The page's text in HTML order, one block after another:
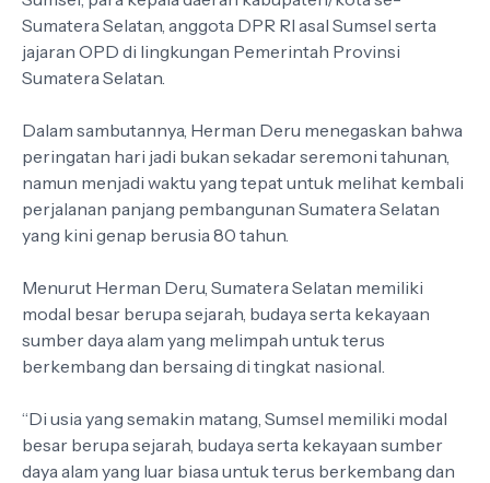
Sumatera Selatan, anggota DPR RI asal Sumsel serta
jajaran OPD di lingkungan Pemerintah Provinsi
Sumatera Selatan.
Dalam sambutannya, Herman Deru menegaskan bahwa
peringatan hari jadi bukan sekadar seremoni tahunan,
namun menjadi waktu yang tepat untuk melihat kembali
perjalanan panjang pembangunan Sumatera Selatan
yang kini genap berusia 80 tahun.
Menurut Herman Deru, Sumatera Selatan memiliki
modal besar berupa sejarah, budaya serta kekayaan
sumber daya alam yang melimpah untuk terus
berkembang dan bersaing di tingkat nasional.
“Di usia yang semakin matang, Sumsel memiliki modal
besar berupa sejarah, budaya serta kekayaan sumber
daya alam yang luar biasa untuk terus berkembang dan